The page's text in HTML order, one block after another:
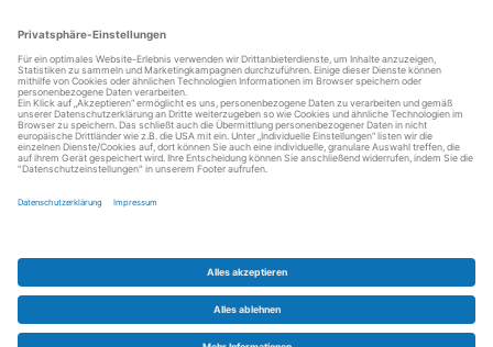
reparierenden Betriebe und des Reparatur-Know-hows in
Deutschland.
Weitere Informationen
FAQ - häufig gestellte Fragen
Partner werden
Über uns
Datenschutz
Barrierefreiheit
Partnerportal